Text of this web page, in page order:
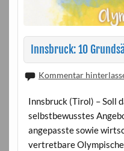
Innsbruck: 10
Kommentar
Innsbruck (Tirol) – Soll
selbstbewusstes
angepasste sowie
vertretbare